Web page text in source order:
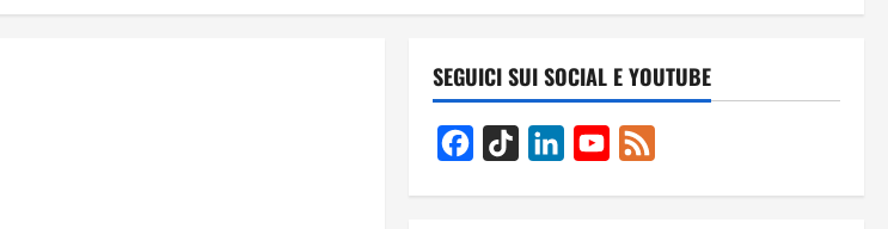
SEGUICI SUI SOCIAL E YOUTUBE
Facebook
TikTok LinkedInYouTube